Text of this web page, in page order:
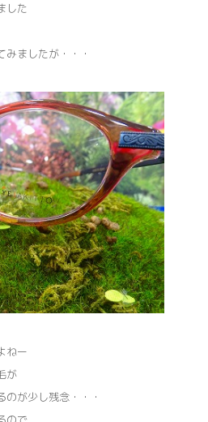
した
ましたが・・・
ねー
が
が少し残念・・・